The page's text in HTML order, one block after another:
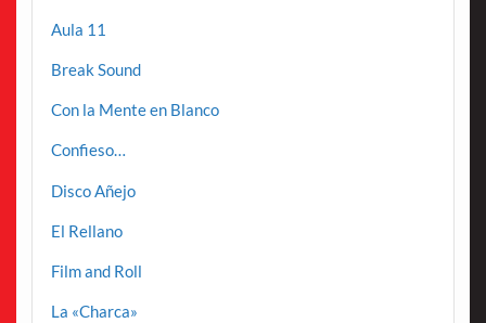
Aula 11
Break Sound
Con la Mente en Blanco
Confieso…
Disco Añejo
El Rellano
Film and Roll
La «Charca»